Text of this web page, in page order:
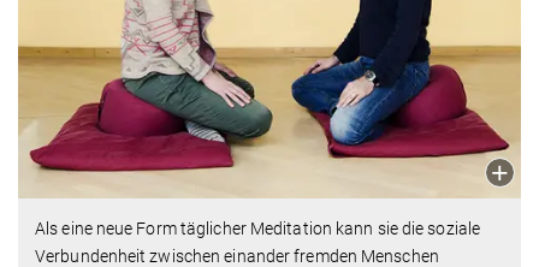
Als eine neue Form täglicher Meditation kann sie die soziale
Verbundenheit zwischen einander fremden Menschen